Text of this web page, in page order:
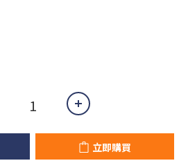
立即購買